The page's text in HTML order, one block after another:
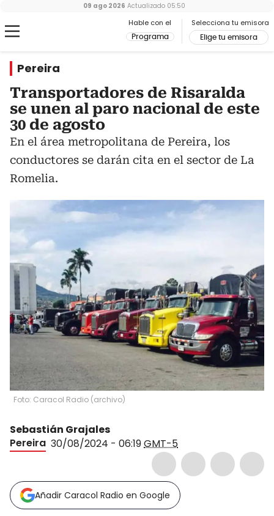
Hable con el
Programa
Selecciona tu emisora
Elige tu emisora
09 ago 2026 Actualizado 05:50
Pereira
Transportadores de Risaralda
se unen al paro nacional de este
30 de agosto
En el área metropolitana de Pereira, los
conductores se darán cita en el sector de La
Romelia.
Foto: Caracol Radio (archivo)
Sebastián Grajales
Pereira 30/08/2024 - 06:19GMT-5
Añadir Caracol Radio en Google